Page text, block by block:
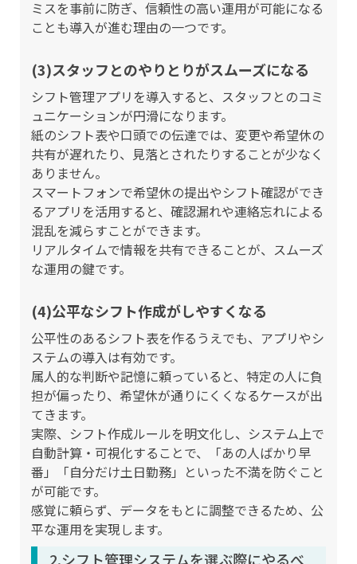
ミスを事前に防ぎ、信頼性の高い運用が可能になる
ことも導入が進む理由の一つです。
(3)スタッフとのやりとりがスムーズになる
シフト管理アプリを導入すると、スタッフとのコミ
ュニケーションが円滑になります。
紙のシフト表や口頭での伝達では、変更や希望休の
共有が遅れたり、見落とされたりすることが少なく
ありません。
スマートフォンで希望休の提出やシフト確認ができ
るアプリを活用すると、確認漏れや連絡忘れによる
混乱を減らすことができます。
リアルタイムで情報を共有できることが、スムーズ
な運用の鍵です。
(4)公平なシフト作成がしやすくなる
公平性のあるシフト表を作るうえでも、アプリやシ
ステムの導入は有効です。
属人的な判断や記憶に頼っていると、特定の人に負
担が偏ったり、希望休が通りにくくなるケースが出
てきます。
実際、シフト作成ルールを明文化し、システム上で
自動計算・可視化することで、「あの人ばかり早
番」「自分だけ土日勤務」といった不満を防ぐこと
が可能です。
感覚に頼らず、データをもとに調整できるため、公
平な運用を実現します。
2.シフト管理システムを選ぶ際にやるべ